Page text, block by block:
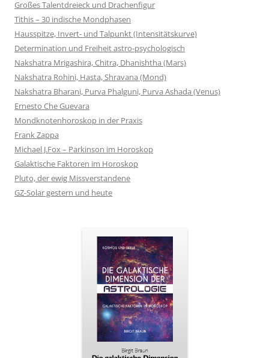
Großes Talentdreieck und Drachenfigur
Tithis – 30 indische Mondphasen
Hausspitze, Invert- und Talpunkt (Intensitätskurve)
Determination und Freiheit astro-psychologisch
Nakshatra Mrigashira, Chitra, Dhanishtha (Mars)
Nakshatra Rohini, Hasta, Shravana (Mond)
Nakshatra Bharani, Purva Phalguni, Purva Ashada (Venus)
Ernesto Che Guevara
Mondknotenhoroskop in der Praxis
Frank Zappa
Michael J.Fox – Parkinson im Horoskop
Galaktische Faktoren im Horoskop
Pluto, der ewig Missverstandene
GZ-Solar gestern und heute